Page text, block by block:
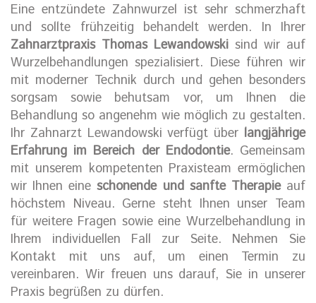
Eine entzündete Zahnwurzel ist sehr schmerzhaft
und sollte frühzeitig behandelt werden. In Ihrer
Zahnarztpraxis Thomas Lewandowski sind wir auf
Wurzelbehandlungen spezialisiert. Diese führen wir
mit moderner Technik durch und gehen besonders
sorgsam sowie behutsam vor, um Ihnen die
Behandlung so angenehm wie möglich zu gestalten.
Ihr Zahnarzt Lewandowski verfügt über langjährige
Erfahrung im Bereich der Endodontie. Gemeinsam
mit unserem kompetenten Praxisteam ermöglichen
wir Ihnen eineschonende und sanfte Therapieauf
höchstem Niveau. Gerne steht Ihnen unser Team
für weitere Fragen sowie eine Wurzelbehandlung in
Ihrem individuellen Fall zur Seite. Nehmen Sie
Kontakt mit uns auf, um einen Termin zu
vereinbaren. Wir freuen uns darauf, Sie in unserer
Praxis begrüßen zu dürfen.